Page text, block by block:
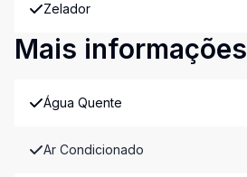
Zelador
Mais informações
Água Quente
Ar Condicionado